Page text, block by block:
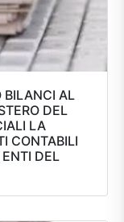
AL
DEL
LA
CONTABILI
DEL